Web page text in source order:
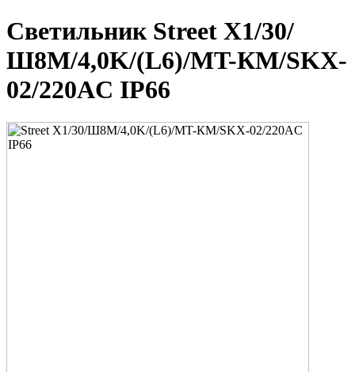
Светильник Street X1/30/
Ш8M/4,0K/(L6)/MT-КМ/SKX-
02/220AC IP66